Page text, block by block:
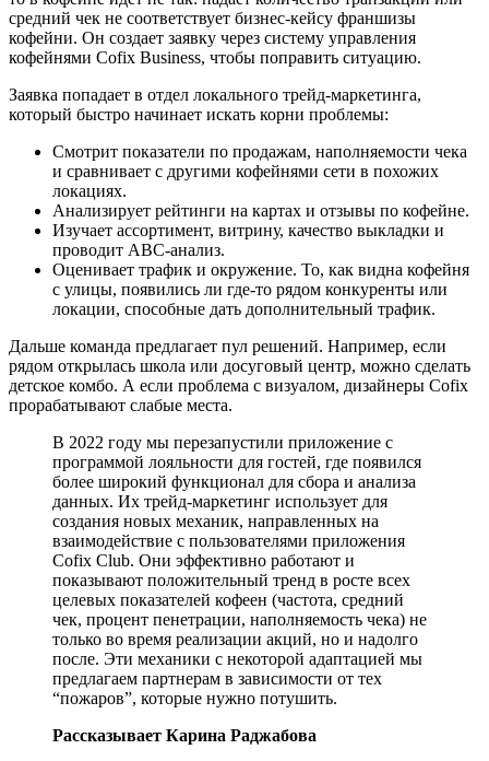
средний чек не соответствует бизнес-кейсу франшизы
кофейни. Он создает заявку через систему управления
кофейнями Cofix Business, чтобы поправить ситуацию.
Заявка попадает в отдел локального трейд-маркетинга,
который быстро начинает искать корни проблемы:
Смотрит показатели по продажам, наполняемости чека
и сравнивает с другими кофейнями сети в похожих
локациях.
Анализирует рейтинги на картах и отзывы по кофейне.
Изучает ассортимент, витрину, качество выкладки и
проводит ABC-анализ.
Оценивает трафик и окружение. То, как видна кофейня
с улицы, появились ли где-то рядом конкуренты или
локации, способные дать дополнительный трафик.
Дальше команда предлагает пул решений. Например, если
рядом открылась школа или досуговый центр, можно сделать
детское комбо. А если проблема с визуалом, дизайнеры Cofix
прорабатывают слабые места.
В 2022 году мы перезапустили приложение с
программой лояльности для гостей, где появился
более широкий функционал для сбора и анализа
данных. Их трейд-маркетинг использует для
создания новых механик, направленных на
взаимодействие с пользователями приложения
Cofix Club. Они эффективно работают и
показывают положительный тренд в росте всех
целевых показателей кофеен (частота, средний
чек, процент пенетрации, наполняемость чека) не
только во время реализации акций, но и надолго
после. Эти механики с некоторой адаптацией мы
предлагаем партнерам в зависимости от тех
“пожаров”, которые нужно потушить.
Рассказывает Карина Раджабова